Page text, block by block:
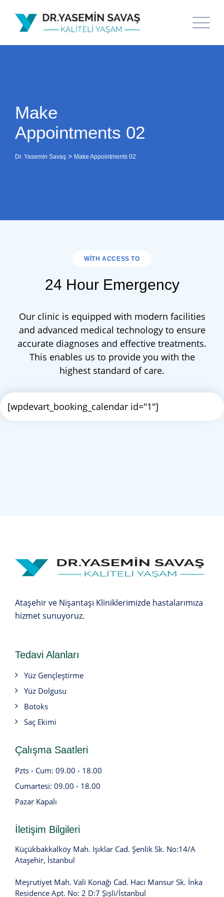
Make
Appointments 02
Dr. Yasemin Savaş > Make Appointments 02
WITH ACCESS TO
24 Hour Emergency
Our clinic is equipped with modern facilities
and advanced medical technology to ensure
accurate diagnoses and effective treatments.
This enables us to provide you with the
highest standard of care.
[wpdevart_booking_calendar id="1"]
Ataşehir ve Nişantaşı Kliniklerimizde hastalarımıza
hizmet sunuyoruz.
Tedavi Alanları
Yüz Gençleştirme
Yüz Dolgusu
Botoks
Saç Ekimi
Çalışma Saatleri
Pzts - Cum: 09.00 - 18.00
Cumartesi: 09.00 - 18.00
Pazar Kapalı
İletişim Bilgileri
Küçükbakkalköy Mah. Işıklar Cad. Şenlik Sk. No:14/A
Ataşehir, İstanbul
Meşrutiyet Mah. Vali Konağı Cad. Hacı Mansur Sk. İnka
Residence Apt. No: 2 D:7 Şişli/İstanbul